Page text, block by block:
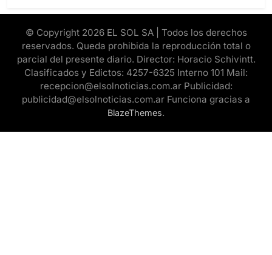
© Copyright 2026 EL SOL SA | Todos los derechos
reservados. Queda prohibida la reproducción total o
parcial del presente diario. Director: Horacio Schivintt.
Clasificados y Edictos: 4257-6325 Interno 101 Mail:
recepcion@elsolnoticias.com.ar Publicidad:
publicidad@elsolnoticias.com.ar Funciona gracias a
BlazeThemes.